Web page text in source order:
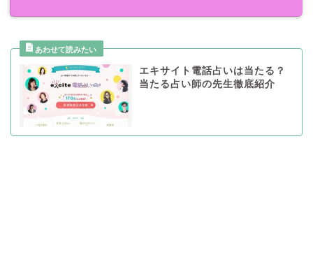
エキサイト電話占いは当たる？
当たる占い師の先生徹底紹介